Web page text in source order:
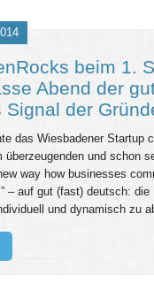
beim 1.
Abend der
Signal der
das Wiesbadener Startup
überzeugenden und schon
way how businesses
– auf gut (fast) deutsch: die
und dynamisch zu